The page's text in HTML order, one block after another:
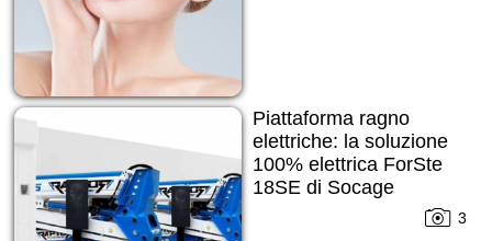
Piattaforma ragno
elettriche: la soluzione
100% elettrica ForSte
18SE di Socage
3